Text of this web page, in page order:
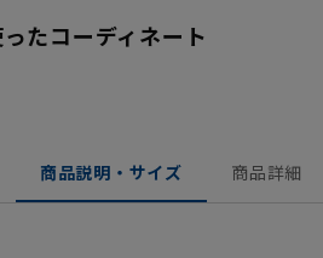
たコーディネート
商品説明・サイズ 商品詳細